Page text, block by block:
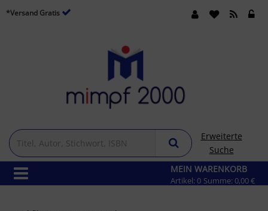
*Versand Gratis
Erweiterte
Suche
MEIN WARENKORB
Artikel: 0 Summe: 0,00 €